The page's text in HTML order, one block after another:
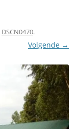
DSCN0470.
Volgende →